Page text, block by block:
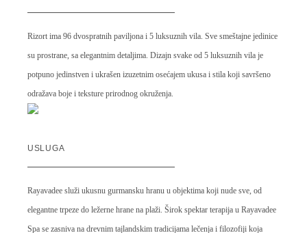
Rizort ima 96 dvospratnih paviljona i 5 luksuznih vila. Sve smeštajne jedinice
su prostrane, sa elegantnim detaljima. Dizajn svake od 5 luksuznih vila je
potpuno jedinstven i ukrašen izuzetnim osećajem ukusa i stila koji savršeno
odražava boje i teksture prirodnog okruženja.
USLUGA
Rayavadee služi ukusnu gurmansku hranu u objektima koji nude sve, od
elegantne trpeze do ležerne hrane na plaži. Širok spektar terapija u Rayavadee
Spa se zasniva na drevnim tajlandskim tradicijama lečenja i filozofiji koja